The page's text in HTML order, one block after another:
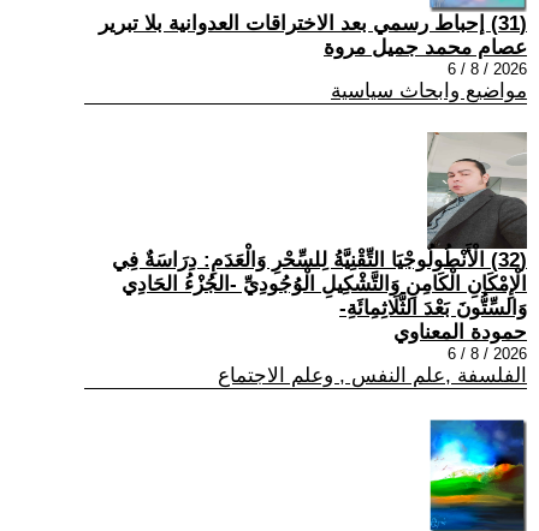
(31) إحباط رسمي بعد الاختراقات العدوانية بلا تبرير
عصام محمد جميل مروة
2026 / 8 / 6
مواضيع وابحاث سياسية
(32) الْأَنْطُولُوجْيَا التِّقْنِيَّةُ لِلسِّحْرِ وَالْعَدَمِ: دِرَاسَةٌ فِي
الْإِمْكَانِ الْكَامِنِ وَالتَّشْكِيلِ الْوُجُودِيِّ -الجُزْءُ الحَادِي
وَالسِّتُّونَ بَعْدَ الثَّلَاثِمِائَةِ-
حمودة المعناوي
2026 / 8 / 6
الفلسفة ,علم النفس , وعلم الاجتماع